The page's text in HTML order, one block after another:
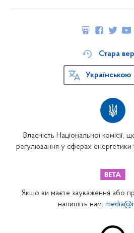
Власність Національної комісії,
регулювання у сферах енергетики
Стара
Українською
Якщо ви маєте зауваження або
напишіть нам: